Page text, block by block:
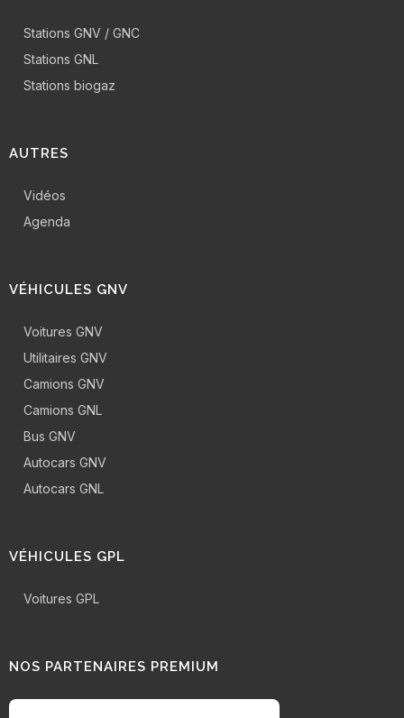
Stations GNV / GNC
Stations GNL
Stations biogaz
AUTRES
Vidéos
Agenda
VÉHICULES GNV
Voitures GNV
Utilitaires GNV
Camions GNV
Camions GNL
Bus GNV
Autocars GNV
Autocars GNL
VÉHICULES GPL
Voitures GPL
NOS PARTENAIRES PREMIUM